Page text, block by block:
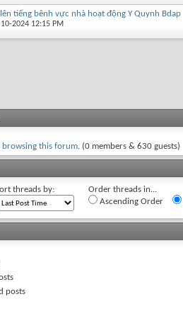
tiếng bênh vực nhà hoạt động Y Quynh Bdap
2024 12:15 PM
browsing this forum. (0 members & 630 guests)
threads by:
Order threads in...
Ascending Order
posts